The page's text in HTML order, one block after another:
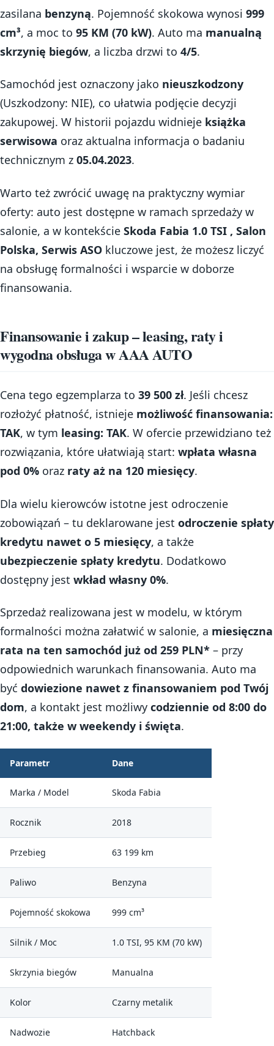
zasilana benzyną. Pojemność skokowa wynosi 999
cm³, a moc to 95 KM (70 kW). Auto ma manualną
skrzynię biegów, a liczba drzwi to 4/5.
Samochód jest oznaczony jako nieuszkodzony
(Uszkodzony: NIE), co ułatwia podjęcie decyzji
zakupowej. W historii pojazdu widnieje książka
serwisowa oraz aktualna informacja o badaniu
technicznym z 05.04.2023.
Warto też zwrócić uwagę na praktyczny wymiar
oferty: auto jest dostępne w ramach sprzedaży w
salonie, a w kontekście Skoda Fabia 1.0 TSI , Salon
Polska, Serwis ASO kluczowe jest, że możesz liczyć
na obsługę formalności i wsparcie w doborze
finansowania.
Finansowanie i zakup – leasing, raty i
wygodna obsługa w AAA AUTO
Cena tego egzemplarza to 39 500 zł. Jeśli chcesz
rozłożyć płatność, istnieje możliwość finansowania:
TAK, w tym leasing: TAK. W ofercie przewidziano też
rozwiązania, które ułatwiają start: wpłata własna
pod 0% oraz raty aż na 120 miesięcy.
Dla wielu kierowców istotne jest odroczenie
zobowiązań – tu deklarowane jest odroczenie spłaty
kredytu nawet o 5 miesięcy, a także
ubezpieczenie spłaty kredytu. Dodatkowo
dostępny jest wkład własny 0%.
Sprzedaż realizowana jest w modelu, w którym
formalności można załatwić w salonie, a miesięczna
rata na ten samochód już od 259 PLN* – przy
odpowiednich warunkach finansowania. Auto ma
być dowiezione nawet z finansowaniem pod Twój
dom, a kontakt jest możliwy codziennie od 8:00 do
21:00, także w weekendy i święta.
Parametr Dane
Marka / Model Skoda Fabia
Rocznik 2018
Przebieg 63 199 km
Paliwo Benzyna
Pojemność skokowa 999 cm³
Silnik / Moc 1.0 TSI, 95 KM (70 kW)
Skrzynia biegów Manualna
Kolor Czarny metalik
Nadwozie Hatchback